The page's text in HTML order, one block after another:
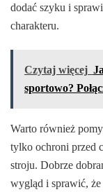
dodać szyku i
charakteru.
Czytaj więcej
sportowo?
Warto również
tylko ochroni przed
stroju. Dobrze
wygląd i sprawić, że